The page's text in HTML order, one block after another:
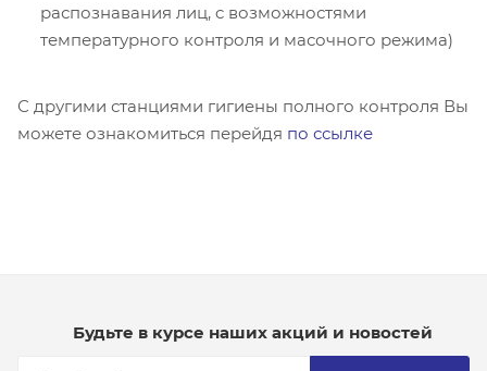
распознавания лиц, c возможностями
температурного контроля и масочного режима)
С другими станциями гигиены полного контроля Вы
можете ознакомиться перейдя по ссылке
Будьте в курсе наших акций и новостей